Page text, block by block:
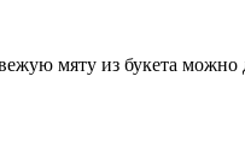
мяту из букета можно